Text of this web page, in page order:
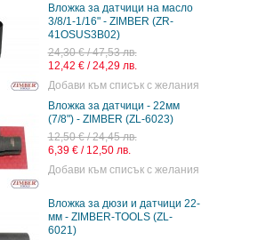
Вложка за датчици на масло
3/8/1-1/16" - ZIMBER (ZR-
41OSUS3B02)
24,30 € / 47,53 лв.
12,42 € / 24,29 лв.
Добави към списък с желания
Вложка за датчици - 22мм
(7/8") - ZIMBER (ZL-6023)
12,50 € / 24,45 лв.
6,39 € / 12,50 лв.
Добави към списък с желания
Вложка за дюзи и датчици 22-
мм - ZIMBER-TOOLS (ZL-
6021)